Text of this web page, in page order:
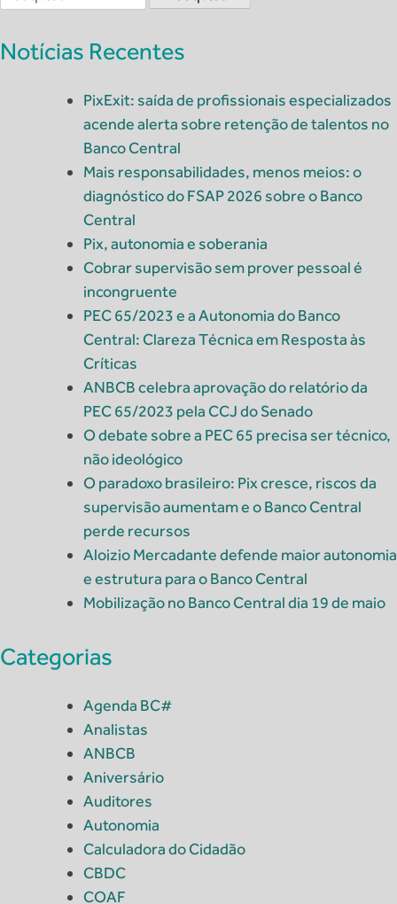
por:
Notícias Recentes
PixExit: saída de profissionais especializados
acende alerta sobre retenção de talentos no
Banco Central
Mais responsabilidades, menos meios: o
diagnóstico do FSAP 2026 sobre o Banco
Central
Pix, autonomia e soberania
Cobrar supervisão sem prover pessoal é
incongruente
PEC 65/2023 e a Autonomia do Banco
Central: Clareza Técnica em Resposta às
Críticas
ANBCB celebra aprovação do relatório da
PEC 65/2023 pela CCJ do Senado
O debate sobre a PEC 65 precisa ser técnico,
não ideológico
O paradoxo brasileiro: Pix cresce, riscos da
supervisão aumentam e o Banco Central
perde recursos
Aloizio Mercadante defende maior autonomia
e estrutura para o Banco Central
Mobilização no Banco Central dia 19 de maio
Categorias
Agenda BC#
Analistas
ANBCB
Aniversário
Auditores
Autonomia
Calculadora do Cidadão
CBDC
COAF